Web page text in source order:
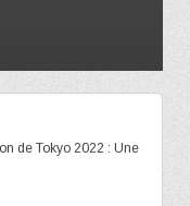
de Tokyo 2022 : Une